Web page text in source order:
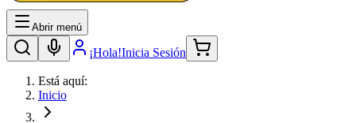
Abrir menú
¡Hola!Inicia Sesión
Está aquí:
Inicio